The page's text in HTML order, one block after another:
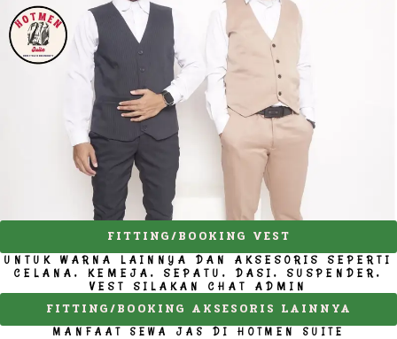
FITTING/BOOKING VEST
UNTUK WARNA LAINNYA DAN AKSESORIS SEPERTI
CELANA, KEMEJA, SEPATU, DASI, SUSPENDER,
VEST SILAKAN CHAT ADMIN
FITTING/BOOKING AKSESORIS LAINNYA
MANFAAT SEWA JAS DI HOTMEN SUITE